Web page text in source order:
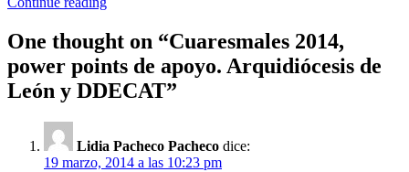
One thought on “Cuaresmales 2014,
power points de apoyo. Arquidiócesis de
León y DDECAT”
Lidia Pacheco Pacheco dice:
19 marzo, 2014 a las 10:23 pm